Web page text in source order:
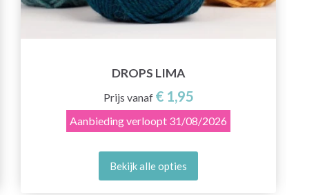
DROPS LIMA
Prijs vanaf € 1,95
Aanbieding verloopt 31/08/2026
Bekijk alle opties